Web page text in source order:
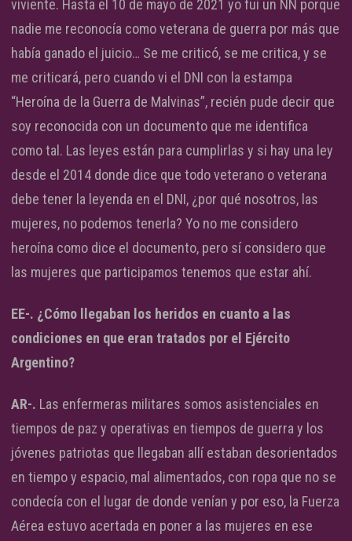
viviente. Hasta el 10 de mayo de 2021 yo fui un NN porque
nadie me reconocía como veterana de guerra por más que
había ganado el juicio… Se me criticó, se me critica, y se
me criticará, pero cuando vi el DNI con la estampa
“Heroína de la Guerra de Malvinas”, recién pude decir que
soy reconocida con un documento que me identifica
como tal. Las leyes están para cumplirlas y si hay una ley
desde el 2014 donde dice que todo veterano o veterana
debe tener la leyenda en el DNI, ¿por qué nosotros, las
mujeres, no podemos tenerla? Yo no me considero
heroína como dice el documento, pero sí considero que
las mujeres que participamos tenemos que estar ahí.
EE-. ¿Cómo llegaban los heridos en cuanto a las
condiciones en que eran tratados por el Ejército
Argentino?
AR-. Las enfermeras militares somos asistenciales en
tiempos de paz y operativas en tiempos de guerra y los
jóvenes patriotas que llegaban allí estaban desorientados
en tiempo y espacio, mal alimentados, con ropa que no se
condecía con el lugar de donde venían y por eso, la Fuerza
Aérea estuvo acertada en poner a las mujeres en ese